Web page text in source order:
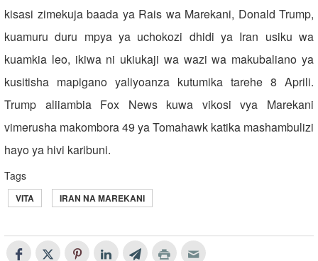
kisasi zimekuja baada ya Rais wa Marekani, Donald Trump,
kuamuru duru mpya ya uchokozi dhidi ya Iran usiku wa
kuamkia leo, ikiwa ni ukiukaji wa wazi wa makubaliano ya
kusitisha mapigano yaliyoanza kutumika tarehe 8 Aprili.
Trump aliiambia Fox News kuwa vikosi vya Marekani
vimerusha makombora 49 ya Tomahawk katika mashambulizi
hayo ya hivi karibuni.
Tags
VITA IRAN NA MAREKANI